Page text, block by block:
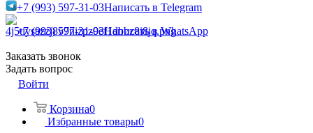
+7 (993) 597-31-03Написать в Telegram
+7 (993) 597-31-03Написать в WhatsApp
Заказать звонок
Задать вопрос
Войти
Корзина0
Избранные товары0